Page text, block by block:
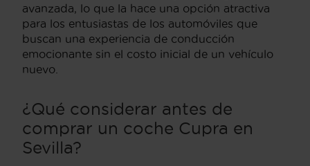
avanzada, lo que la hace una opción atractiva
para los entusiastas de los automóviles que
buscan una experiencia de conducción
emocionante sin el costo inicial de un vehículo
nuevo.
¿Qué considerar antes de
comprar un coche Cupra en
Sevilla?